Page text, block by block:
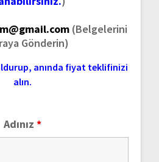
(Belgelerini
Gönderin)
anında fiyat teklifinizi
alın.
Adınız *